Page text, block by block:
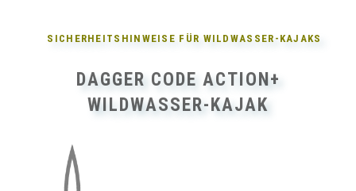
SICHERHEITSHINWEISE FÜR WILDWASSER-KAJAKS
DAGGER CODE ACTION+
WILDWASSER-KAJAK